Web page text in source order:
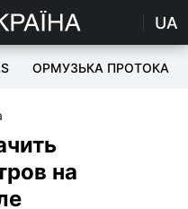
UA
ОРМУЗЬКА ПРОТОКА
на